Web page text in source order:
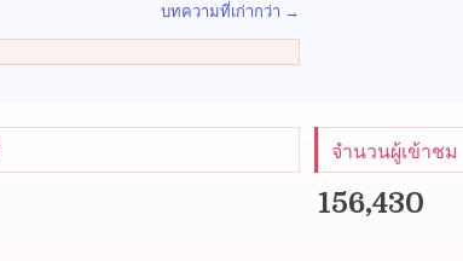
บทความที่เก่ากว่า →
จำนวนผู้เข้าชม
156,430